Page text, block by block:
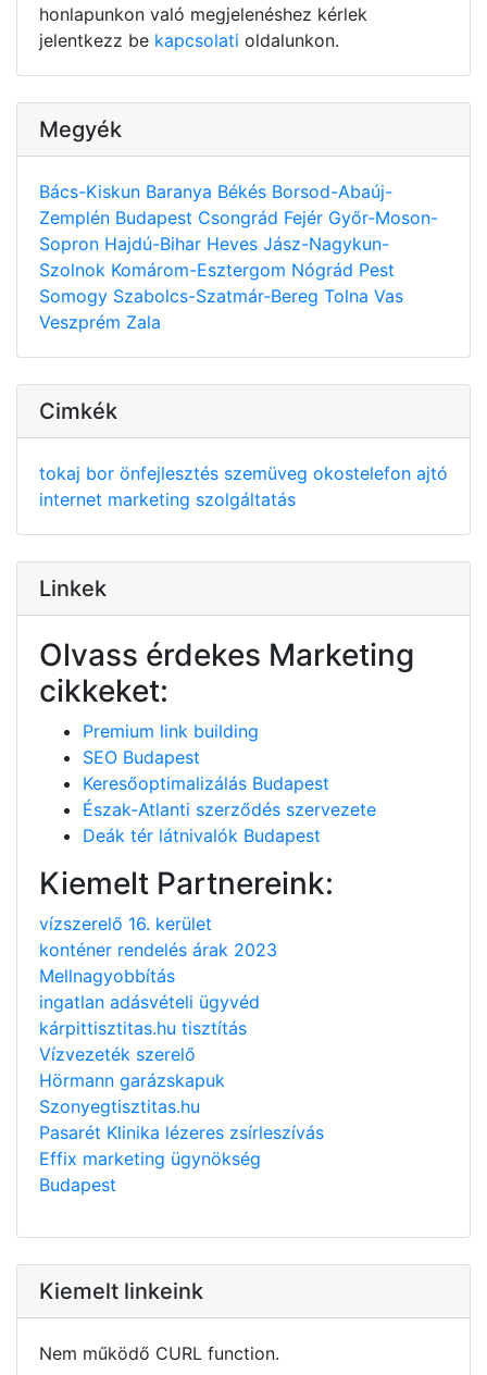
honlapunkon való megjelenéshez kérlek
jelentkezz be kapcsolati oldalunkon.
Megyék
Bács-Kiskun Baranya Békés Borsod-Abaúj-
Zemplén Budapest Csongrád Fejér Győr-Moson-
Sopron Hajdú-Bihar Heves Jász-Nagykun-
Szolnok Komárom-Esztergom Nógrád Pest
Somogy Szabolcs-Szatmár-Bereg Tolna Vas
Veszprém Zala
Cimkék
tokaj bor önfejlesztés szemüveg okostelefon ajtó
internet marketing szolgáltatás
Linkek
Olvass érdekes Marketing
cikkeket:
Premium link building
SEO Budapest
Keresőoptimalizálás Budapest
Észak-Atlanti szerződés szervezete
Deák tér látnivalók Budapest
Kiemelt Partnereink:
vízszerelő 16. kerület
konténer rendelés árak 2023
Mellnagyobbítás
ingatlan adásvételi ügyvéd
kárpittisztitas.hu tisztítás
Vízvezeték szerelő
Hörmann garázskapuk
Szonyegtisztitas.hu
Pasarét Klinika lézeres zsírleszívás
Effix marketing ügynökség
Budapest
Kiemelt linkeink
Nem működő CURL function.